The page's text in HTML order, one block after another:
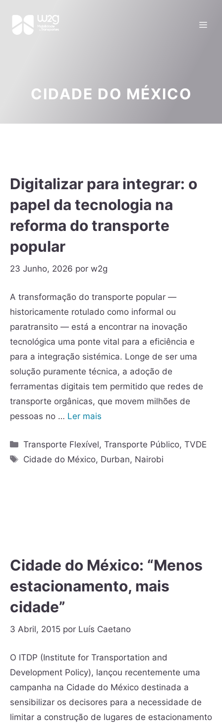
CIDADE DO MÉXICO
Digitalizar para integrar: o
papel da tecnologia na
reforma do transporte
popular
23 Junho, 2026 por w2g
A transformação do transporte popular —
historicamente rotulado como informal ou
paratransito — está a encontrar na inovação
tecnológica uma ponte vital para a eficiência e
para a integração sistémica. Longe de ser uma
solução puramente técnica, a adoção de
ferramentas digitais tem permitido que redes de
transporte orgânicas, que movem milhões de
pessoas no … Ler mais
Transporte Flexível,Transporte Público,TVDE
Cidade do México, Durban, Nairobi
Cidade do México: “Menos
estacionamento, mais
cidade”
3 Abril, 2015 por Luís Caetano
O ITDP (Institute for Transportation and
Development Policy), lançou recentemente uma
campanha na Cidade do México destinada a
sensibilizar os decisores para a necessidade de
limitar a construção de lugares de estacionamento